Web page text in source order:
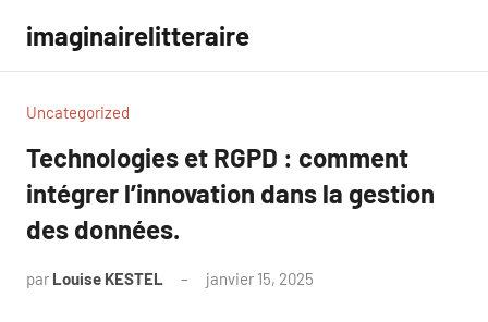
contenu
imaginairelitteraire
Uncategorized
Technologies et RGPD : comment
intégrer l’innovation dans la gestion
des données.
par Louise KESTEL janvier 15, 2025